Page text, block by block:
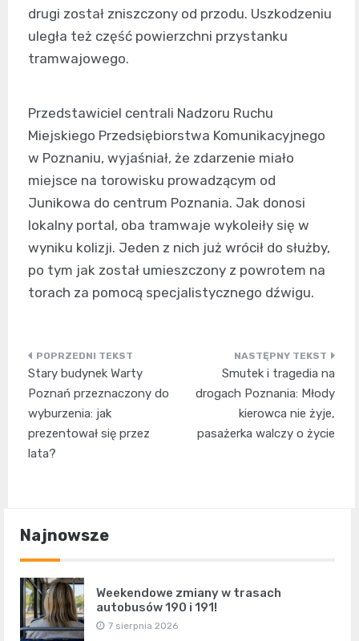
drugi został zniszczony od przodu. Uszkodzeniu
uległa też część powierzchni przystanku
tramwajowego.
Przedstawiciel centrali Nadzoru Ruchu
Miejskiego Przedsiębiorstwa Komunikacyjnego
w Poznaniu, wyjaśniał, że zdarzenie miało
miejsce na torowisku prowadzącym od
Junikowa do centrum Poznania. Jak donosi
lokalny portal, oba tramwaje wykoleiły się w
wyniku kolizji. Jeden z nich już wrócił do służby,
po tym jak został umieszczony z powrotem na
torach za pomocą specjalistycznego dźwigu.
Nawigacja
wpisu
Stary budynek Warty
Poznań przeznaczony do
wyburzenia: jak
prezentował się przez
lata?
Smutek i tragedia na
drogach Poznania: Młody
kierowca nie żyje,
pasażerka walczy o życie
Najnowsze
Weekendowe zmiany w trasach
autobusów 190 i 191!
7 sierpnia 2026